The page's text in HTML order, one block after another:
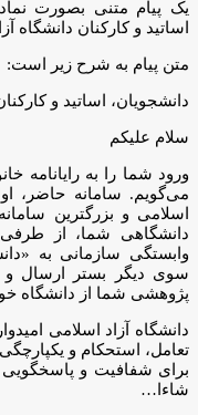
یک پیام متنی بصورت
اساتید و کارکنان دانشگاه
متن پیام به شرح زیر است:
دانشجویان، اساتید و
سلام علیکم
ورود شما را به رایانامه
می‌گویم. سامانه حاضر،
اسلامی و بزرگترین
دانشگاهی شما، از
وابستگی سازمانی به
سوی دیگر بستر ارسال و
پژوهشی شما از دانشگاه
دانشگاه آزاد اسلامی
تعامل، استحکام و
شاءا…